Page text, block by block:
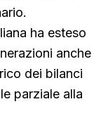
ha esteso
anche
dei bilanci
parziale alla